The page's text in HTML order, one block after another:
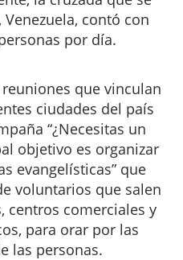
contó con
por día.
que vinculan
ciudades del país
“¿Necesitas un
objetivo es organizar
evangelísticas” que
voluntarios que salen
centros comerciales y
para orar por las
las personas.